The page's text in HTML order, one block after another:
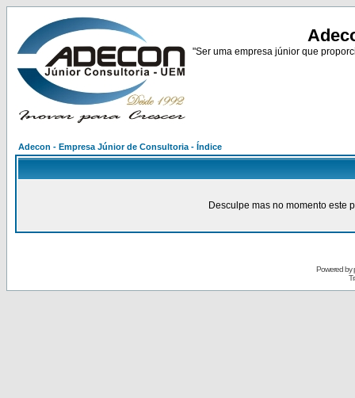
"Ser uma empresa júnior que
Adecon - Empresa Júnior de Consultoria - Índice
Desculpe mas no momento este
Powered by